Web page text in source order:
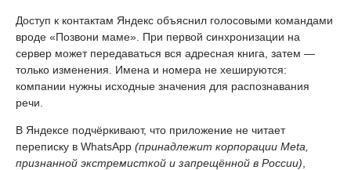
Доступ к контактам Яндекс объяснил голосовыми командами
вроде «Позвони маме». При первой синхронизации на
сервер может передаваться вся адресная книга, затем —
только изменения. Имена и номера не хешируются:
компании нужны исходные значения для распознавания
речи.
В Яндексе подчёркивают, что приложение не читает
переписку в WhatsApp (принадлежит корпорации Meta,
признанной экстремисткой и запрещённой в России)